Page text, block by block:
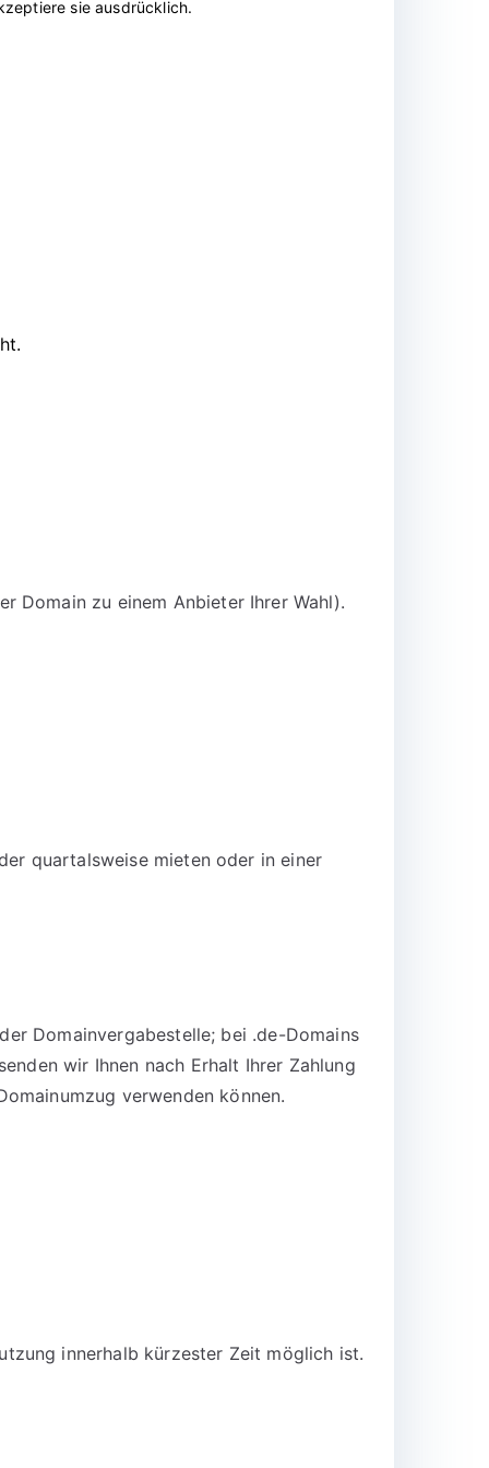
sie ausdrücklich.
Domain zu einem Anbieter Ihrer Wahl).
quartalsweise mieten oder in einer
Domainvergabestelle; bei .de-Domains
wir Ihnen nach Erhalt Ihrer Zahlung
verwenden können.
innerhalb kürzester Zeit möglich ist.